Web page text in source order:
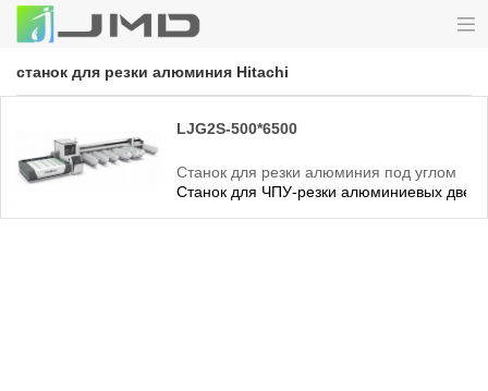
станок для резки алюминия Hitachi
LJG2S-500*6500
Станок для резки алюминия под углом
45 градусов
Станок для ЧПУ-резки алюминиевых